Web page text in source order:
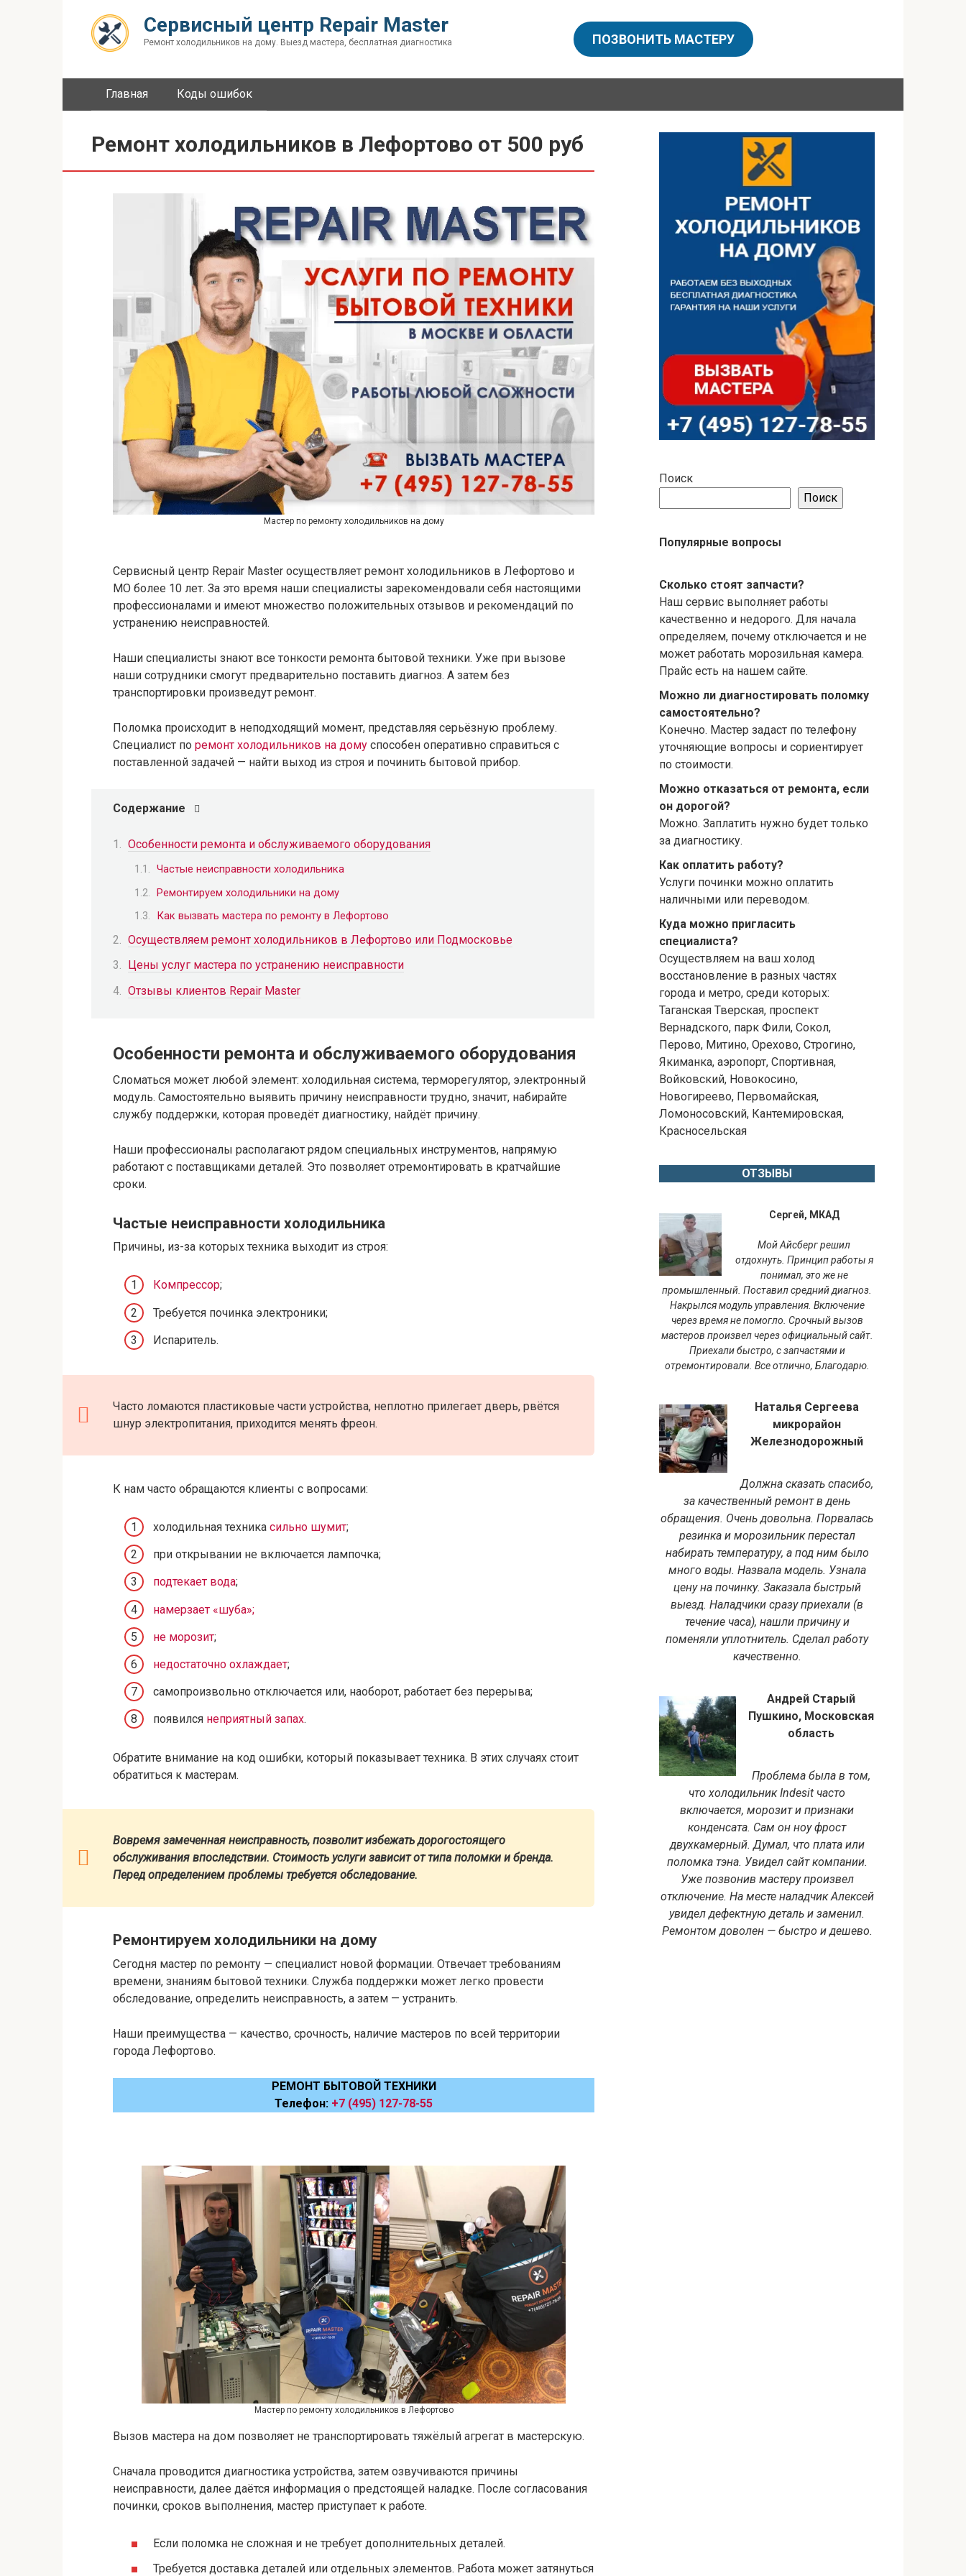
Сервисный центр Repair Master
Ремонт холодильников на дому. Выезд мастера, бесплатная диагностика ПОЗВОНИТЬ МАСТЕРУ
Главная Коды ошибок
Ремонт холодильников в Лефортово от 500 руб
Мастер по ремонту холодильников на дому
Сервисный центр Repair Master осуществляет ремонт холодильников в Лефортово и
МО более 10 лет. За это время наши специалисты зарекомендовали себя настоящими
профессионалами и имеют множество положительных отзывов и рекомендаций по
устранению неисправностей.
Наши специалисты знают все тонкости ремонта бытовой техники. Уже при вызове
наши сотрудники смогут предварительно поставить диагноз. А затем без
транспортировки произведут ремонт.
Поломка происходит в неподходящий момент, представляя серьёзную проблему.
Специалист по ремонт холодильников на дому способен оперативно справиться с
поставленной задачей — найти выход из строя и починить бытовой прибор.
Содержание
Особенности ремонта и обслуживаемого оборудования
Частые неисправности холодильника
Ремонтируем холодильники на дому
Как вызвать мастера по ремонту в Лефортово
Осуществляем ремонт холодильников в Лефортово или Подмосковье
Цены услуг мастера по устранению неисправности
Отзывы клиентов Repair Master
Особенности ремонта и обслуживаемого оборудования
Сломаться может любой элемент: холодильная система, терморегулятор, электронный
модуль. Самостоятельно выявить причину неисправности трудно, значит, набирайте
службу поддержки, которая проведёт диагностику, найдёт причину.
Наши профессионалы располагают рядом специальных инструментов, напрямую
работают с поставщиками деталей. Это позволяет отремонтировать в кратчайшие
сроки.
Частые неисправности холодильника
Причины, из-за которых техника выходит из строя:
Компрессор;
Требуется починка электроники;
Испаритель.
Часто ломаются пластиковые части устройства, неплотно прилегает дверь, рвётся
шнур электропитания, приходится менять фреон.
К нам часто обращаются клиенты с вопросами:
холодильная техника сильно шумит;
при открывании не включается лампочка;
подтекает вода;
намерзает «шуба»;
не морозит;
недостаточно охлаждает;
самопроизвольно отключается или, наоборот, работает без перерыва;
появился неприятный запах.
Обратите внимание на код ошибки, который показывает техника. В этих случаях стоит
обратиться к мастерам.
Вовремя замеченная неисправность, позволит избежать дорогостоящего
обслуживания впоследствии. Стоимость услуги зависит от типа поломки и бренда.
Перед определением проблемы требуется обследование.
Ремонтируем холодильники на дому
Сегодня мастер по ремонту — специалист новой формации. Отвечает требованиям
времени, знаниям бытовой техники. Служба поддержки может легко провести
обследование, определить неисправность, а затем — устранить.
Наши преимущества — качество, срочность, наличие мастеров по всей территории
города Лефортово.
РЕМОНТ БЫТОВОЙ ТЕХНИКИ
Телефон: +7 (495) 127-78-55
Мастер по ремонту холодильников в Лефортово
Вызов мастера на дом позволяет не транспортировать тяжёлый агрегат в мастерскую.
Сначала проводится диагностика устройства, затем озвучиваются причины
неисправности, далее даётся информация о предстоящей наладке. После согласования
починки, сроков выполнения, мастер приступает к работе.
Если поломка не сложная и не требует дополнительных деталей.
Требуется доставка деталей или отдельных элементов. Работа может затянуться
Поиск
Поиск
Популярные вопросы
Сколько стоят запчасти?
Наш сервис выполняет работы
качественно и недорого. Для начала
определяем, почему отключается и не
может работать морозильная камера.
Прайс есть на нашем сайте.
Можно ли диагностировать поломку
самостоятельно?
Конечно. Мастер задаст по телефону
уточняющие вопросы и сориентирует
по стоимости.
Можно отказаться от ремонта, если
он дорогой?
Можно. Заплатить нужно будет только
за диагностику.
Как оплатить работу?
Услуги починки можно оплатить
наличными или переводом.
Куда можно пригласить
специалиста?
Осуществляем на ваш холод
восстановление в разных частях
города и метро, среди которых:
Таганская Тверская, проспект
Вернадского, парк Фили, Сокол,
Перово, Митино, Орехово, Строгино,
Якиманка, аэропорт, Спортивная,
Войковский, Новокосино,
Новогиреево, Первомайская,
Ломоносовский, Кантемировская,
Красносельская
ОТЗЫВЫ
Сергей, МКАД
Мой Айсберг решил
отдохнуть. Принцип работы я
понимал, это же не
промышленный. Поставил средний диагноз.
Накрылся модуль управления. Включение
через время не помогло. Срочный вызов
мастеров произвел через официальный сайт.
Приехали быстро, с запчастями и
отремонтировали. Все отлично, Благодарю.
Наталья Сергеева
микрорайон
Железнодорожный
Должна сказать спасибо,
за качественный ремонт в день
обращения. Очень довольна. Порвалась
резинка и морозильник перестал
набирать температуру, а под ним было
много воды. Назвала модель. Узнала
цену на починку. Заказала быстрый
выезд. Наладчики сразу приехали (в
течение часа), нашли причину и
поменяли уплотнитель. Сделал работу
качественно.
Андрей Старый
Пушкино, Московская
область
Проблема была в том,
что холодильник Indesit часто
включается, морозит и признаки
конденсата. Сам он ноу фрост
двухкамерный. Думал, что плата или
поломка тэна. Увидел сайт компании.
Уже позвонив мастеру произвел
отключение. На месте наладчик Алексей
увидел дефектную деталь и заменил.
Ремонтом доволен — быстро и дешево.